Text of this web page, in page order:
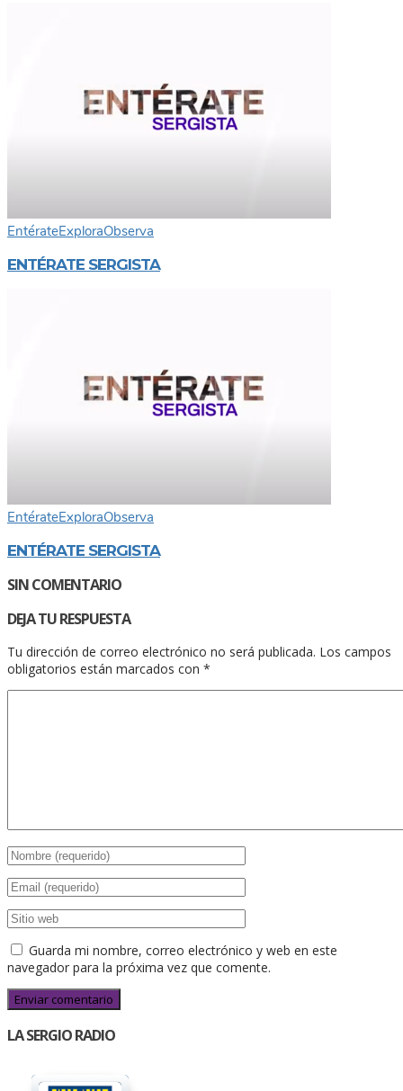
EntérateExploraObserva
ENTÉRATE SERGISTA
EntérateExploraObserva
ENTÉRATE SERGISTA
SIN COMENTARIO
DEJA TU RESPUESTA
Tu dirección de correo electrónico no será publicada. Los campos
obligatorios están marcados con *
Guarda mi nombre, correo electrónico y web en este
navegador para la próxima vez que comente.
LA SERGIO RADIO